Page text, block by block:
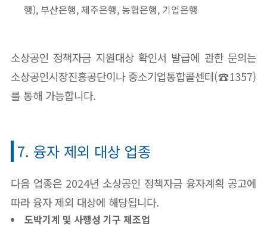
행), 부산은행, 제주은행, 농협은행, 기업은행
소상공인 정책자금 지원대상 확인서 발급에 관한 문의는
소상공인시장진흥공단이나 중소기업통합콜센터(☎1357)
를 통해 가능합니다.
7. 융자 제외 대상 업종
다음 업종은 2024년 소상공인 정책자금 융자계획 공고에
따라 융자 제외 대상에 해당됩니다.
도박기계 및 사행성 기구 제조업